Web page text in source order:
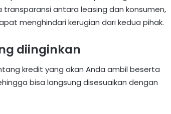
antara leasing dan konsumen,
menghindari kerugian dari kedua pihak.
diinginkan
kredit yang akan Anda ambil beserta
bisa langsung disesuaikan dengan